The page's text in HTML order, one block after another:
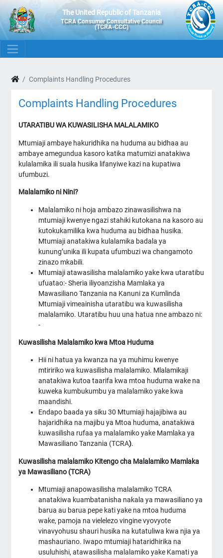
The United Republic of Tanzania
TCRA Consumer Consultative Council
(TCRA-CCC)
Complaints Handling Procedures
Complaints Handling Procedures
UTARATIBU WA KUWASILISHA MALALAMIKO
Mtumiaji ambaye hakuridhika na huduma au bidhaa au
ambaye amegundua kasoro katika matumizi anatakiwa
kulalamika ili suala husika lifanyiwe kazi na kupatiwa
ufumbuzi.
Malalamiko ni Nini?
Malalamiko ni hoja ambazo zinawasilishwa na
mtumiaji kwenye ngazi stahiki kutokana na kasoro au
kutokukamilika kwa huduma au bidhaa husika.
Mtumiaji anatakiwa kulalamika badala ya
kunung’unika ili kupata ufumbuzi wa changamoto
zinazo mkabili.
Mtumiaji atawasilisha malalamiko yake kwa utaratibu
ufuatao:- Sheria iliyoanzisha Mamlaka ya
Mawasiliano Tanzania na Kanuni za Kumlinda
Mtumiaji vimeainisha utaratibu wa kuwasilisha
malalamiko. Utaratibu huu una hatua nne ambazo ni:
-
Kuwasilisha Malalamiko kwa Mtoa Huduma
Hii ni hatua ya kwanza na ya muhimu kwenye
mtiririko wa kuwasilisha malalamiko. Mlalamikaji
anatakiwa kutoa taarifa kwa mtoa huduma wake na
kuweka kumbukumbu ya malalamiko yake kwa
maandishi.
Endapo baada ya siku 30 Mtumiaji hajajibiwa au
hajaridhika na majibu ya Mtoa huduma, anatakiwa
kuwasilisha rufaa ya malalamiko yake Mamlaka ya
Mawasiliano Tanzania (TCRA).
Kuwasilisha malalamiko Kitengo cha Malalamiko Mamlaka
ya Mawasiliano (TCRA)
Mtumiaji anapowasilisha malalamiko TCRA
anatakiwa kuambatanisha nakala ya mawasiliano ya
barua au barua pepe kati yake na mtoa huduma
wake, pamoja na vielelezo vingine vyovyote
vinavyohusu shauri husika na kutatuliwa kwa njia ya
mashauriano. Iwapo mtumiaji hataridhirika na
usuluhishi, atawasilisha malalamiko yake Kamati ya